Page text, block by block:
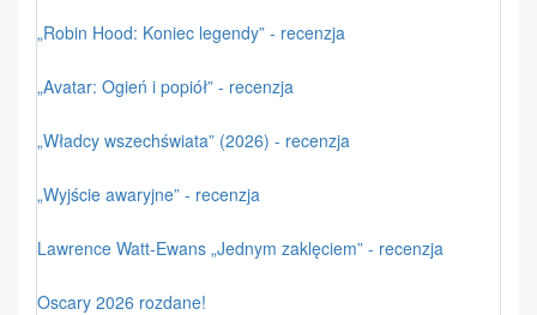
„Robin Hood: Koniec legendy” - recenzja
„Avatar: Ogień i popiół” - recenzja
„Władcy wszechświata” (2026) - recenzja
„Wyjście awaryjne” - recenzja
Lawrence Watt-Ewans „Jednym zaklęciem” - recenzja
Oscary 2026 rozdane!